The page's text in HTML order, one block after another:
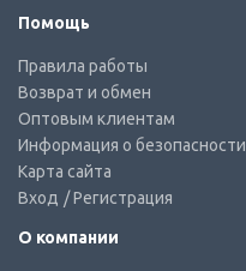
Помощь
Правила работы
Возврат и обмен
Оптовым клиентам
Информация о безопасности
Карта сайта
Вход / Регистрация
О компании